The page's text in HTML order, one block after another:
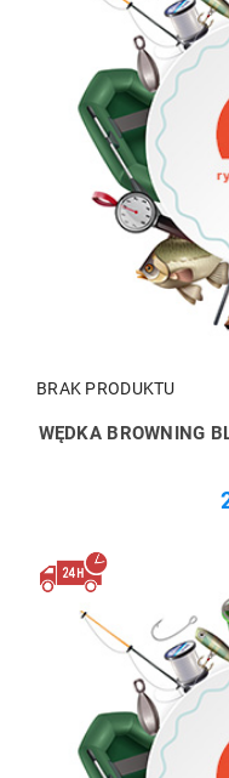
BRAK PRODUKTU
WĘDKA BROWNING